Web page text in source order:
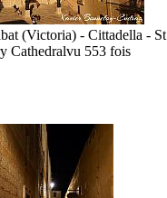
(Victoria) - Cittadella - St
Cathedralvu 553 fois